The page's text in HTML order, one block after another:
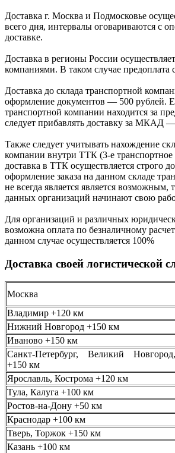
Доставка г. Москва и Подмосковье
всего дня, интервалы оговариваются с
доставке.
Доcтавка в регионы России
компаниями. В таком случае предоплата
Доставка до склада транспортной
оформление документов — 500 рублей.
транспортной компании находится за
следует прибавлять доставку за МКАД —
Также следует учитывать нахождение
компании внутри ТТК (3-е
доставка в ТТК осуществляется строго
оформление заказа на данном складе
не всегда является является возможным,
данных организаций начинают свою
Для организаций и различных
возможна оплата по безналичному
данном случае осуществляется 100%
Доставка своей логистической
Москва
Владимир +120 км
Нижний Новгород +150 км
Иваново +150 км
Санкт-Петербург, Великий
+150 км
Ярославль, Кострома +120 км
Тула, Калуга +100 км
Ростов-на-Дону +50 км
Краснодар +100 км
Тверь, Торжок +150 км
Казань +100 км